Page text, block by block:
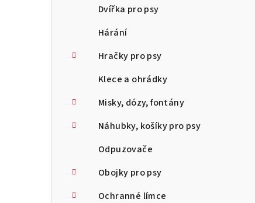
Dvířka pro psy
Hárání
Hračky pro psy
Klece a ohrádky
Misky, dózy, fontány
Náhubky, košíky pro psy
Odpuzovače
Obojky pro psy
Ochranné límce